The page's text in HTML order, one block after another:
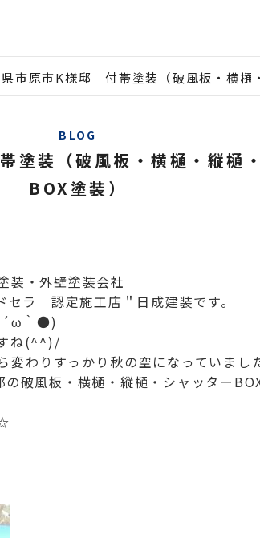
市原市K様邸 付帯塗装（破風板・横樋
BLOG
装（破風板・横樋・縦樋
BOX塗装）
装・外壁塗装会社
ラ 認定施工店＂日成建装です。
｀●)
ね(^^)/
変わりすっかり秋の空になっていま
破風板・横樋・縦樋・シャッター